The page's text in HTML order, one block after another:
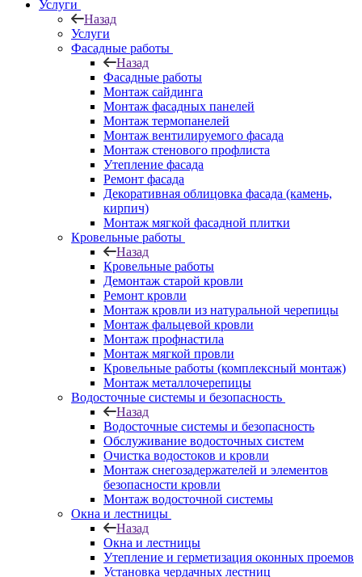
Услуги
Назад
Услуги
Фасадные работы
Назад
Фасадные работы
Монтаж сайдинга
Монтаж фасадных панелей
Монтаж термопанелей
Монтаж вентилируемого фасада
Монтаж стенового профлиста
Утепление фасада
Ремонт фасада
Декоративная облицовка фасада (камень,
кирпич)
Монтаж мягкой фасадной плитки
Кровельные работы
Назад
Кровельные работы
Демонтаж старой кровли
Ремонт кровли
Монтаж кровли из натуральной черепицы
Монтаж фальцевой кровли
Монтаж профнастила
Монтаж мягкой провли
Кровельные работы (комплексный монтаж)
Монтаж металлочерепицы
Водосточные системы и безопасность
Назад
Водосточные системы и безопасность
Обслуживание водосточных систем
Очистка водостоков и кровли
Монтаж снегозадержателей и элементов
безопасности кровли
Монтаж водосточной системы
Окна и лестницы
Назад
Окна и лестницы
Утепление и герметизация оконных проемов
Установка чердачных лестниц